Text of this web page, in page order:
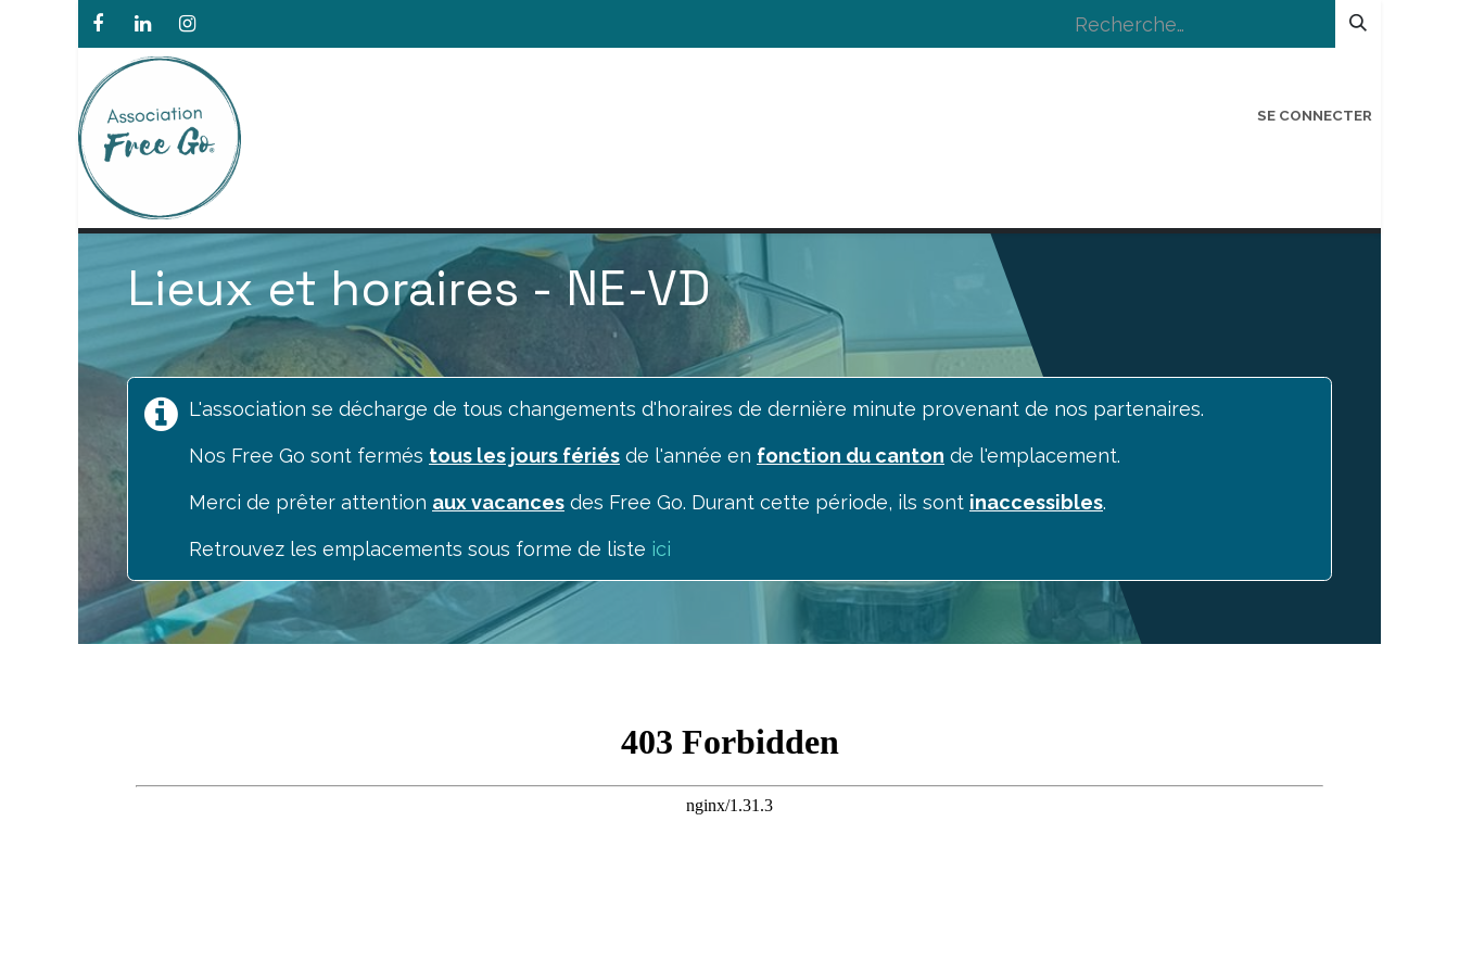
Se rendre au contenu
SE CONNECTER
Lieux et horaires - NE-VD
L'association se décharge de tous changements d'horaires de dernière minute provenant de nos partenaires.
Nos Free Go sont fermés tous les jours fériés de l'année en fonction du canton de l'emplacement.
Merci de prêter attention aux vacances des Free Go. Durant cette période, ils sont inaccessibles.
Retrouvez les emplacements sous forme de liste ici